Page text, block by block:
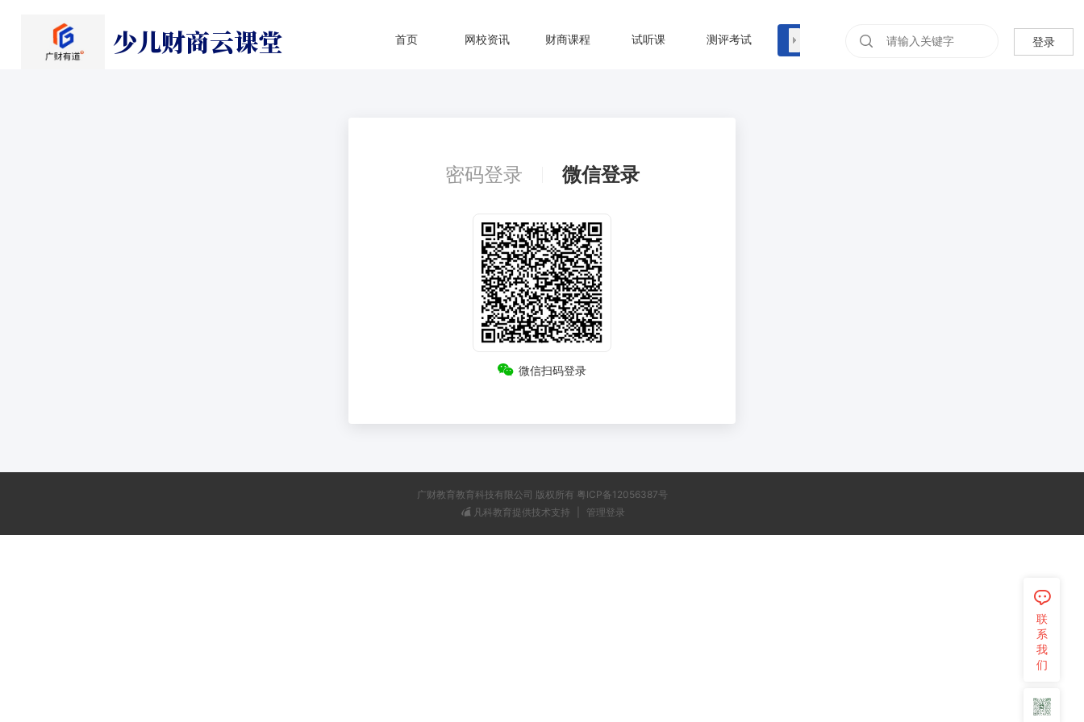
少儿财商云课堂 首页 网校资讯 财商课程 试听课 测评考试 报名表 登录
密码登录 微信登录
微信扫码登录
广财教育教育科技有限公司 版权所有 粤ICP备12056387号
凡科教育提供技术支持
管理登录
򡂈
联
系
我
们